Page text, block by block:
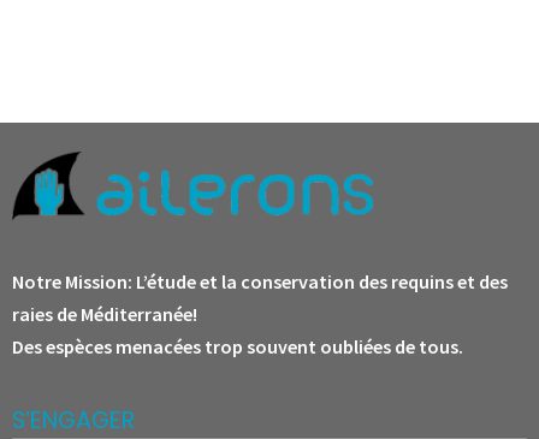
Notre Mission: L’étude et la conservation des requins et des
raies de Méditerranée!
Des espèces menacées trop souvent oubliées de tous.
S’ENGAGER